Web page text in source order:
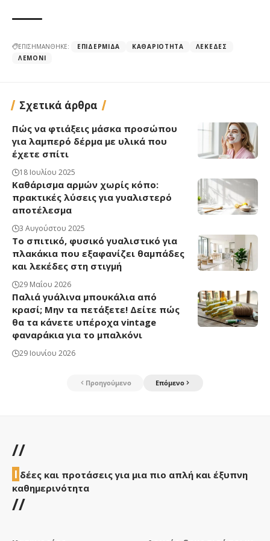
ΕΠΙΣΗΜΑΝΘΗΚΕ: ΕΠΙΔΕΡΜΊΔΑ ΚΑΘΑΡΙΌΤΗΤΑ
ΛΕΚΈΔΕΣ
ΛΕΜΌΝΙ
Σχετικά άρθρα
Πώς να φτιάξεις μάσκα προσώπου
για λαμπερό δέρμα με υλικά που
έχετε σπίτι
18 Ιουλίου 2025
Καθάρισμα αρμών χωρίς κόπο:
πρακτικές λύσεις για γυαλιστερό
αποτέλεσμα
3 Αυγούστου 2025
Το σπιτικό, φυσικό γυαλιστικό για
πλακάκια που εξαφανίζει θαμπάδες
και λεκέδες στη στιγμή
29 Μαΐου 2026
Παλιά γυάλινα μπουκάλια από
κρασί; Μην τα πετάξετε! Δείτε πώς
θα τα κάνετε υπέροχα vintage
φαναράκια για το μπαλκόνι
29 Ιουνίου 2026
Προηγούμενο Επόμενο
//
Ι δέες και προτάσεις για μια πιο απλή και έξυπνη
καθημερινότητα
//